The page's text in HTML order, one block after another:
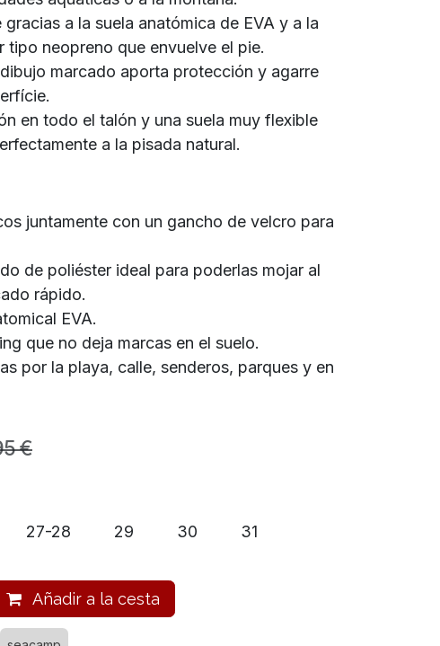
a la suela anatómica de EVA y a la
tipo neopreno que envuelve el pie.
marcado aporta protección y agarre
en todo el talón y una suela muy flexible
a la pisada natural.
juntamente con un gancho de velcro para
de poliéster ideal para poderlas mojar al
rápido.
EVA.
que no deja marcas en el suelo.
por la playa, calle, senderos, parques y en
€
27-28 29 30 31
Añadir a la cesta